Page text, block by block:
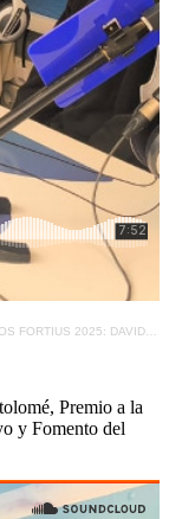
DAVID GRAU, DEPORTISTA DE BASE
Premio a la
y Fomento del